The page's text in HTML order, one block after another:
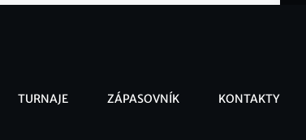
TURNAJE ZÁPASOVNÍK KONTAKTY